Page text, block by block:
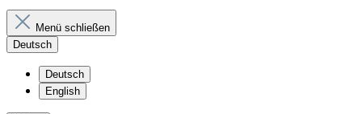
Menü schließen
Deutsch
Deutsch
English